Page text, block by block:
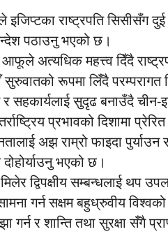
इजिप्टका राष्ट्रपति सिसीसँग
पठाउनु भएको छ।
अत्यधिक महत्त्व दिँदै
रूपमा लिँदै परम्परागत
सहकार्यलाई सुदृढ बनाउँदै
प्रभावको दिशामा प्रेरित
अझ राम्रो फाइदा पुर्याउन र
भएको छ।
द्विपक्षीय सम्बन्धलाई थप
गर्न सक्षम बहुध्रुवीय
र शान्ति तथा सुरक्षा सँगै